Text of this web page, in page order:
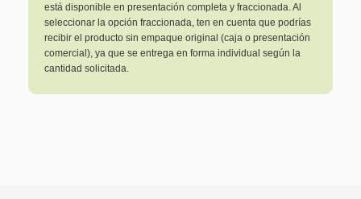
está disponible en presentación completa y fraccionada. Al
seleccionar la opción fraccionada, ten en cuenta que podrías
recibir el producto sin empaque original (caja o presentación
comercial), ya que se entrega en forma individual según la
cantidad solicitada.